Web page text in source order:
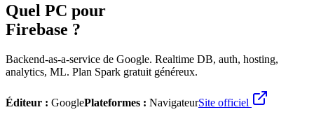
Quel PC pour
Firebase ?
Backend-as-a-service de Google. Realtime DB, auth, hosting,
analytics, ML. Plan Spark gratuit généreux.
Éditeur : GooglePlateformes : NavigateurSite officiel